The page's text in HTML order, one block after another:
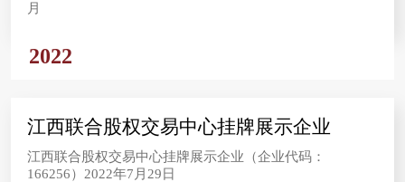
月
2022
江西联合股权交易中心挂牌展示企业
江西联合股权交易中心挂牌展示企业（企业代码：
166256）2022年7月29日